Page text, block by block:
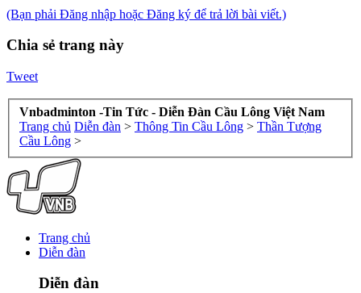
(Bạn phải Đăng nhập hoặc Đăng ký để trả lời bài viết.)
Chia sẻ trang này
Tweet
Vnbadminton -Tin Tức - Diễn Đàn Cầu Lông Việt Nam
Trang chủ Diễn đàn > Thông Tin Cầu Lông > Thần Tượng
Cầu Lông >
Trang chủ
Diễn đàn
Diễn đàn